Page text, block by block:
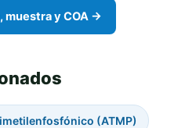
muestra y COA →
(ATMP)